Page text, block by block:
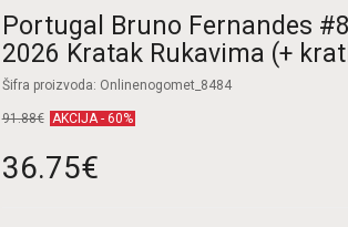
Portugal Bruno Fernandes
2026 Kratak Rukavima (+
Šifra proizvoda: Onlinenogomet_8484
91.88€ AKCIJA - 60%
36.75€